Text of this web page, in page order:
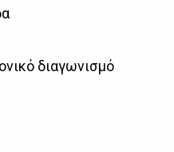
διαγωνισμό